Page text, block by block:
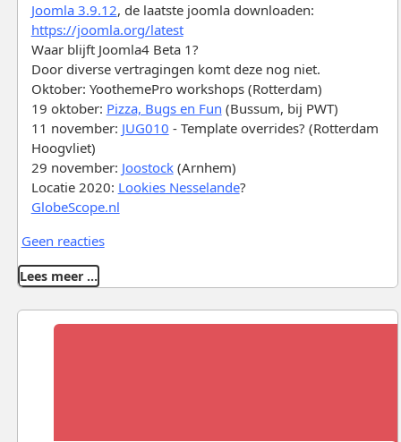
Joomla 3.9.12, de laatste joomla downloaden:
https://joomla.org/latest
Waar blijft Joomla4 Beta 1?
Door diverse vertragingen komt deze nog niet.
Oktober: YoothemePro workshops (Rotterdam)
19 oktober: Pizza, Bugs en Fun (Bussum, bij PWT)
11 november: JUG010 - Template overrides? (Rotterdam
Hoogvliet)
29 november: Joostock(Arnhem)
Locatie 2020: Lookies Nesselande?
GlobeScope.nl
Geen reacties
Lees meer …